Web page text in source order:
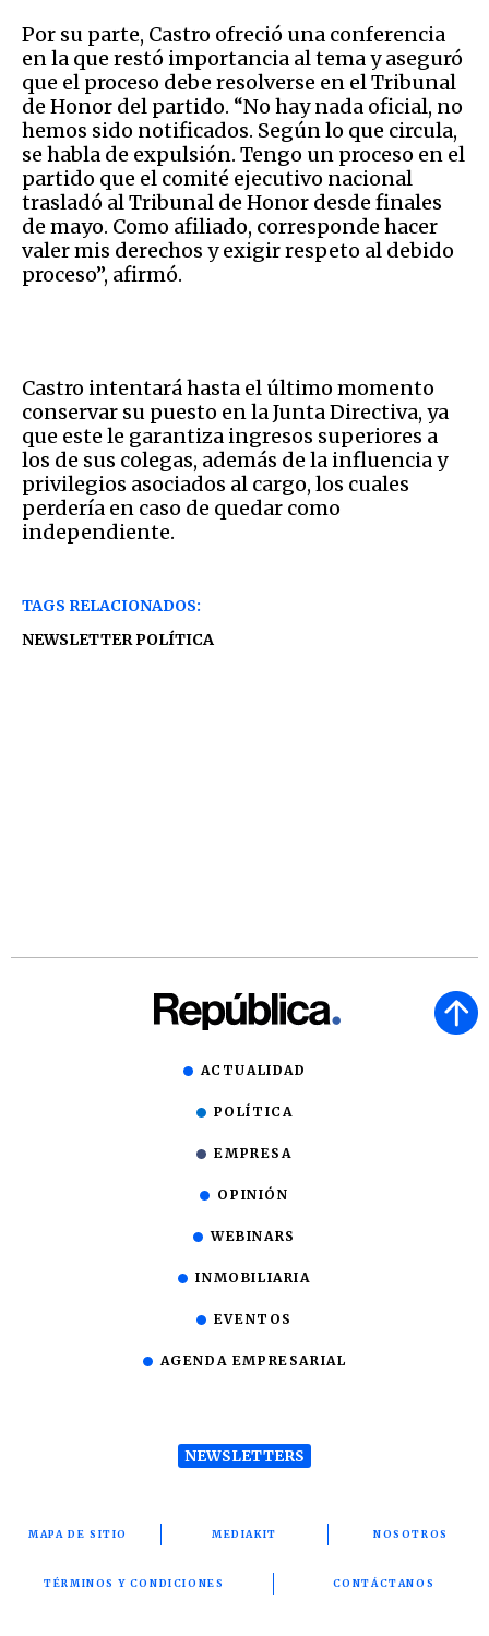
Por su parte, Castro ofreció una conferencia
en la que restó importancia al tema y aseguró
que el proceso debe resolverse en el Tribunal
de Honor del partido. “No hay nada oficial, no
hemos sido notificados. Según lo que circula,
se habla de expulsión. Tengo un proceso en el
partido que el comité ejecutivo nacional
trasladó al Tribunal de Honor desde finales
de mayo. Como afiliado, corresponde hacer
valer mis derechos y exigir respeto al debido
proceso”, afirmó.
Castro intentará hasta el último momento
conservar su puesto en la Junta Directiva, ya
que este le garantiza ingresos superiores a
los de sus colegas, además de la influencia y
privilegios asociados al cargo, los cuales
perdería en caso de quedar como
independiente.
TAGS RELACIONADOS:
NEWSLETTER POLÍTICA
ACTUALIDAD
POLÍTICA
EMPRESA
OPINIÓN
WEBINARS
INMOBILIARIA
EVENTOS
AGENDA EMPRESARIAL
NEWSLETTERS
MAPA DE SITIO MEDIAKIT NOSOTROS
TÉRMINOS Y CONDICIONES CONTÁCTANOS